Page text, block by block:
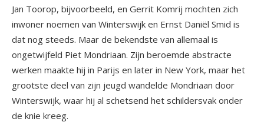
Jan Toorop, bijvoorbeeld, en Gerrit Komrij mochten zich
inwoner noemen van Winterswijk en Ernst Daniël Smid is
dat nog steeds. Maar de bekendste van allemaal is
ongetwijfeld Piet Mondriaan. Zijn beroemde abstracte
werken maakte hij in Parijs en later in New York, maar het
grootste deel van zijn jeugd wandelde Mondriaan door
Winterswijk, waar hij al schetsend het schildersvak onder
de knie kreeg.